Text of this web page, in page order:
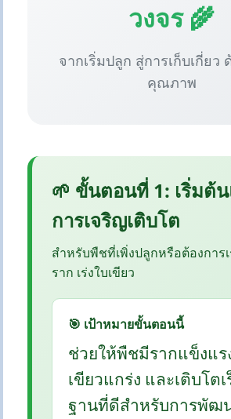
วงจร 🌾
จากเริ่มปลูก สู่การเก็บเกี่ยว
คุณภาพ
🌱 ขั้นตอนที่ 1: เริ่มต้น
การเจริญเติบโต
สำหรับพืชที่เพิ่งปลูกหรือต้องการเ
ราก เร่งใบเขียว
🎯 เป้าหมายขั้นตอนนี้
ช่วยให้พืชมีรากแข็งแร
เขียวแกร่ง และเติบโตเ
ฐานที่ดีสำหรับการพัฒ